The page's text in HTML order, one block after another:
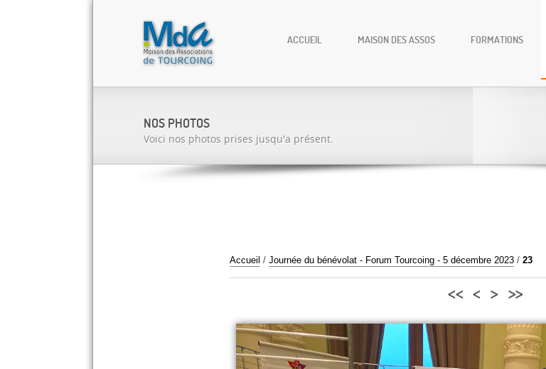
ACCUEIL MAISON DES ASSOS FORMATIONS
NOS PHOTOS
Voici nos photos prises jusqu'a présent.
Accueil / Journée du bénévolat - Forum Tourcoing - 5 décembre 2023 / 23
<< < > >>